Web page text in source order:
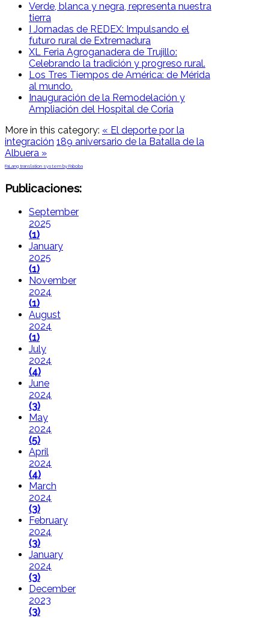
Verde, blanca y negra, representa nuestra
tierra
I Jornadas de REDEX: Impulsando el
futuro rural de Extremadura
XL Feria Agroganadera de Trujillo:
Celebrando la tradición y progreso rural.
Los Tres Tiempos de América: de Mérida
al mundo.
Inauguración de la Remodelación y
Ampliación del Hospital de Coria
More in this category: « El deporte por la
integración 189 aniversario de la Batalla de la
Albuera »
FaLang translation system by Faboba
Publicaciones:
September
2025
(1)
January
2025
(1)
November
2024
(1)
August
2024
(1)
July
2024
(4)
June
2024
(3)
May
2024
(5)
April
2024
(4)
March
2024
(3)
February
2024
(3)
January
2024
(3)
December
2023
(3)